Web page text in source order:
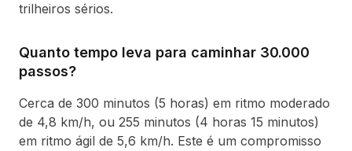
trilheiros sérios.
Quanto tempo leva para caminhar 30.000
passos?
Cerca de 300 minutos (5 horas) em ritmo moderado
de 4,8 km/h, ou 255 minutos (4 horas 15 minutos)
em ritmo ágil de 5,6 km/h. Este é um compromisso